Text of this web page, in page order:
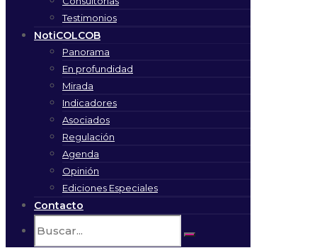
Testimonios
NotiCOLCOB
Panorama
En profundidad
Mirada
Indicadores
Asociados
Regulación
Agenda
Opinión
Ediciones Especiales
Contacto